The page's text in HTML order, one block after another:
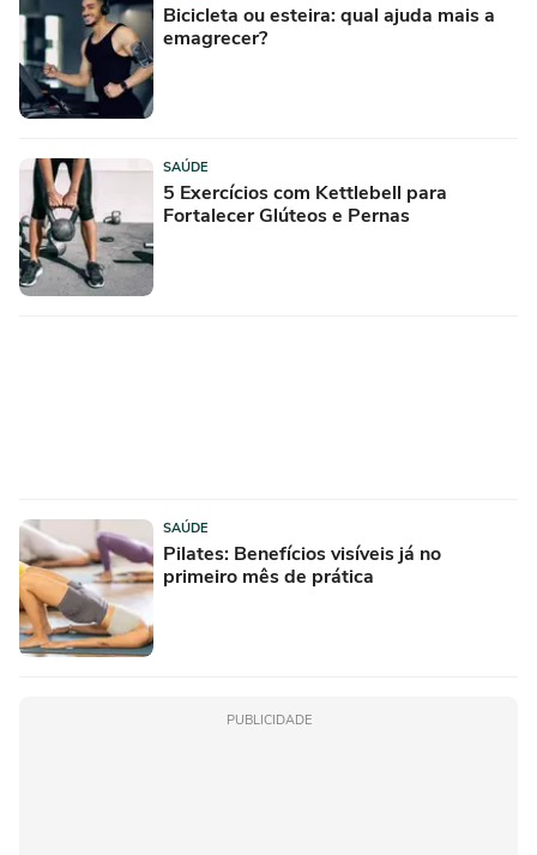
Bicicleta ou esteira: qual ajuda mais a
emagrecer?
SAÚDE
5 Exercícios com Kettlebell para
Fortalecer Glúteos e Pernas
SAÚDE
Pilates: Benefícios visíveis já no
primeiro mês de prática
PUBLICIDADE